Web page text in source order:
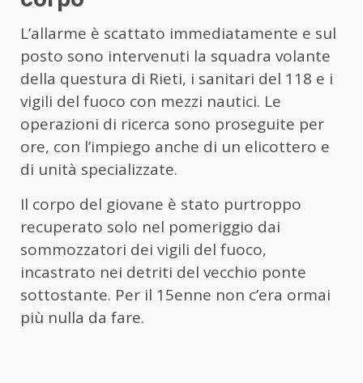
L’allarme è scattato immediatamente e sul
posto sono intervenuti la squadra volante
della questura di Rieti, i sanitari del 118 e i
vigili del fuoco con mezzi nautici. Le
operazioni di ricerca sono proseguite per
ore, con l’impiego anche di un elicottero e
di unità specializzate.
Il corpo del giovane è stato purtroppo
recuperato solo nel pomeriggio dai
sommozzatori dei vigili del fuoco,
incastrato nei detriti del vecchio ponte
sottostante. Per il 15enne non c’era ormai
più nulla da fare.